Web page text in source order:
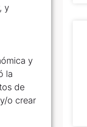
y
y
la
de
o crear